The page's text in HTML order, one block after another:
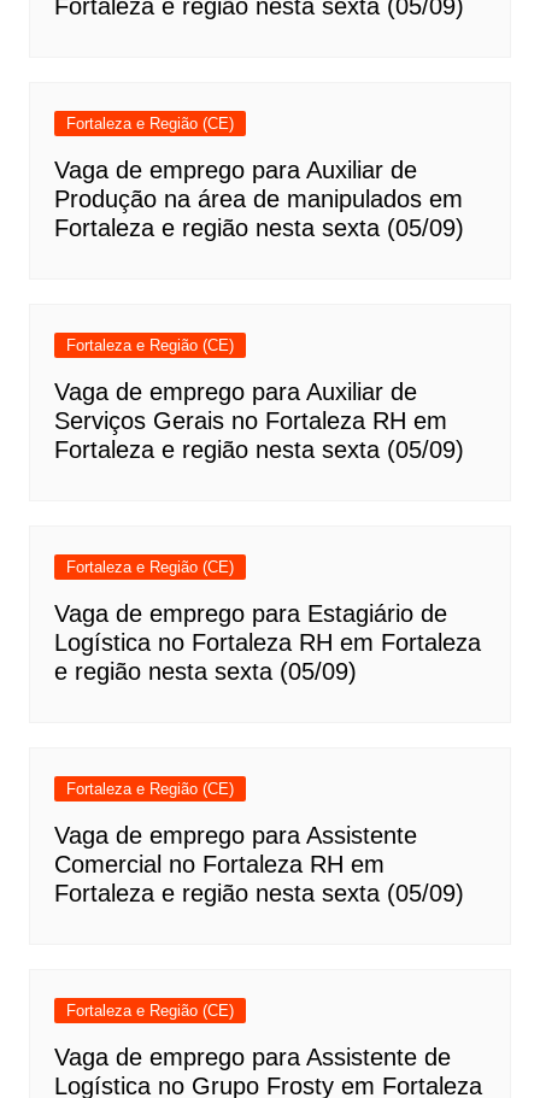
Fortaleza e região nesta sexta (05/09)
Fortaleza e Região (CE)
Vaga de emprego para Auxiliar de
Produção na área de manipulados em
Fortaleza e região nesta sexta (05/09)
Fortaleza e Região (CE)
Vaga de emprego para Auxiliar de
Serviços Gerais no Fortaleza RH em
Fortaleza e região nesta sexta (05/09)
Fortaleza e Região (CE)
Vaga de emprego para Estagiário de
Logística no Fortaleza RH em Fortaleza
e região nesta sexta (05/09)
Fortaleza e Região (CE)
Vaga de emprego para Assistente
Comercial no Fortaleza RH em
Fortaleza e região nesta sexta (05/09)
Fortaleza e Região (CE)
Vaga de emprego para Assistente de
Logística no Grupo Frosty em Fortaleza